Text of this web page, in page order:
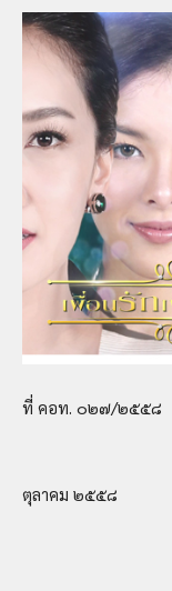
ที่ คอท. ๐๒๗/๒๕๕๘
วั
ตุลาคม ๒๕๕๘